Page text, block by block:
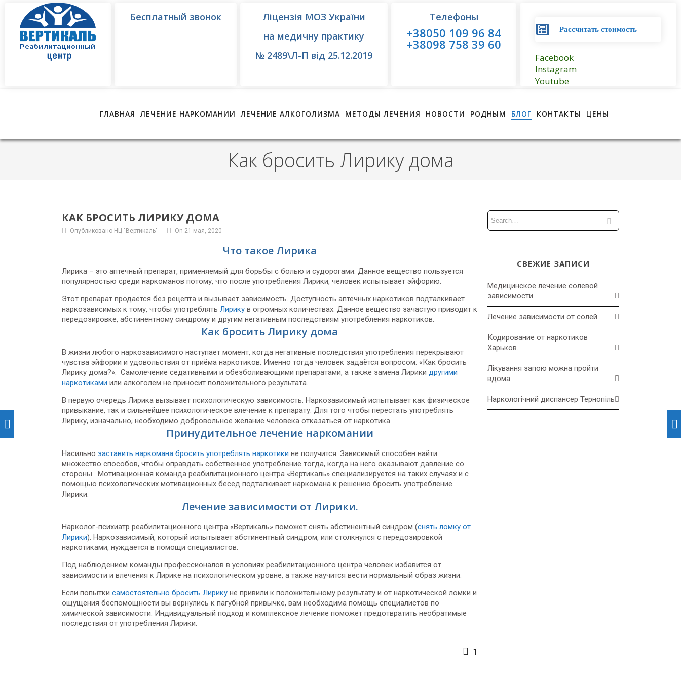
Бесплатный звонок
Ліцензія МОЗ України
на медичну практику
№ 2489\Л-П від 25.12.2019
Телефоны
+38050 109 96 84
+38098 758 39 60
Рассчитать стоимость
Facebook
Instagram
Youtube
ГЛАВНАЯ ЛЕЧЕНИЕ НАРКОМАНИИ ЛЕЧЕНИЕ АЛКОГОЛИЗМА МЕТОДЫ ЛЕЧЕНИЯ НОВОСТИ РОДНЫМ БЛОГ КОНТАКТЫ ЦЕНЫ
Как бросить Лирику дома
КАК БРОСИТЬ ЛИРИКУ ДОМА
Опубликовано НЦ "Вертикаль" On 21 мая, 2020
Что такое Лирика
Лирика – это аптечный препарат, применяемый для борьбы с болью и судорогами. Данное вещество пользуется
популярностью среди наркоманов потому, что после употребления Лирики, человек испытывает эйфорию.
Этот препарат продаётся без рецепта и вызывает зависимость. Доступность аптечных наркотиков подталкивает
наркозависимых к тому, чтобы употреблять Лирику в огромных количествах. Данное вещество зачастую приводит к
передозировке, абстинентному синдрому и другим негативным последствиям употребления наркотиков.
Как бросить Лирику дома
В жизни любого наркозависимого наступает момент, когда негативные последствия употребления перекрывают
чувства эйфории и удовольствия от приёма наркотиков. Именно тогда человек задаётся вопросом: «Как бросить
Лирику дома?». Самолечение седативными и обезболивающими препаратами, а также замена Лирики другими
наркотиками или алкоголем не приносит положительного результата.
В первую очередь Лирика вызывает психологическую зависимость. Наркозависимый испытывает как физическое
привыкание, так и сильнейшее психологическое влечение к препарату. Для того чтобы перестать употреблять
Лирику, изначально, необходимо добровольное желание человека отказаться от наркотика.
Принудительное лечение наркомании
Насильно заставить наркомана бросить употреблять наркотики не получится. Зависимый способен найти
множество способов, чтобы оправдать собственное употребление тогда, когда на него оказывают давление со
стороны. Мотивационная команда реабилитационного центра «Вертикаль» специализируется на таких случаях и с
помощью психологических мотивационных бесед подталкивает наркомана к решению бросить употребление
Лирики.
Лечение зависимости от Лирики.
Нарколог-психиатр реабилитационного центра «Вертикаль» поможет снять абстинентный синдром (снять ломку от
Лирики). Наркозависимый, который испытывает абстинентный синдром, или столкнулся с передозировкой
наркотиками, нуждается в помощи специалистов.
Под наблюдением команды профессионалов в условиях реабилитационного центра человек избавится от
зависимости и влечения к Лирике на психологическом уровне, а также научится вести нормальный образ жизни.
Если попытки самостоятельно бросить Лирику не привили к положительному результату и от наркотической ломки и
ощущения беспомощности вы вернулись к пагубной привычке, вам необходима помощь специалистов по
химической зависимости. Индивидуальный подход и комплексное лечение поможет предотвратить необратимые
последствия от употребления Лирики.
1
СВЕЖИЕ ЗАПИСИ
Медицинское лечение солевой
зависимости.
Лечение зависимости от солей.
Кодирование от наркотиков
Харьков.
Лікування запою можна пройти
вдома
Наркологічний диспансер Тернопіль